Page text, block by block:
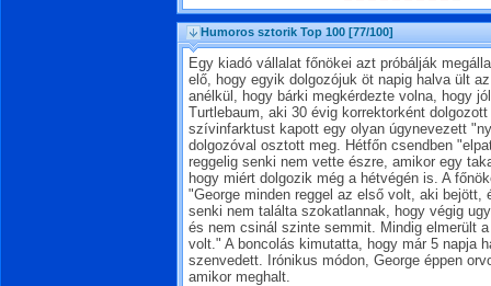
Humoros sztorik Top 100 [77/100]
Egy kiadó vállalat főnökei azt próbálják
elő, hogy egyik dolgozójuk öt napig halva ült
anélkül, hogy bárki megkérdezte volna, hogy
Turtlebaum, aki 30 évig korrektorként
szívinfarktust kapott egy olyan úgynevezett
dolgozóval osztott meg. Hétfőn csendben
reggelig senki nem vette észre, amikor egy
hogy miért dolgozik még a hétvégén is. A
"George minden reggel az első volt, aki
senki nem találta szokatlannak, hogy végig
és nem csinál szinte semmit. Mindig elmerült
volt." A boncolás kimutatta, hogy már 5 napja
szenvedett. Irónikus módon, George éppen
amikor meghalt.